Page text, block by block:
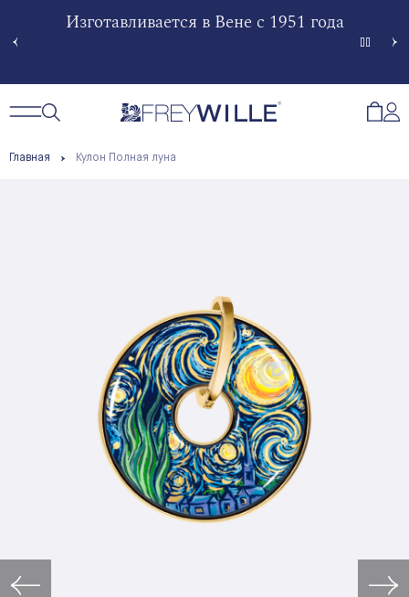
Изготавливается в Вене с 1951 года
Открыть / Закрыть навигацию
Открытый поиск
Главная Кулон Полная луна